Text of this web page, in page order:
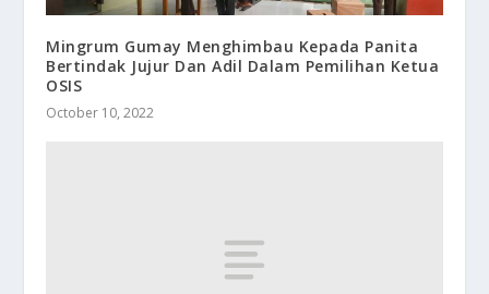
Mingrum Gumay Menghimbau Kepada Panita
Bertindak Jujur Dan Adil Dalam Pemilihan Ketua
OSIS
October 10, 2022